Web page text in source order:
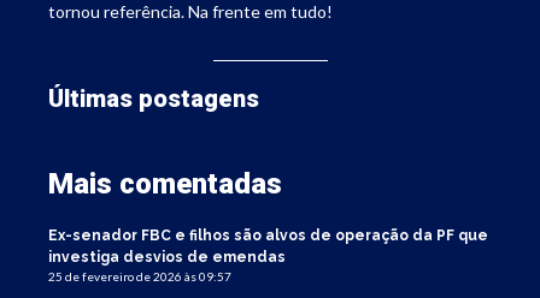
tornou referência. Na frente em tudo!
Últimas postagens
Mais comentadas
Ex-senador FBC e filhos são alvos de operação da PF que
investiga desvios de emendas
25 de fevereiro de 2026 às 09:57